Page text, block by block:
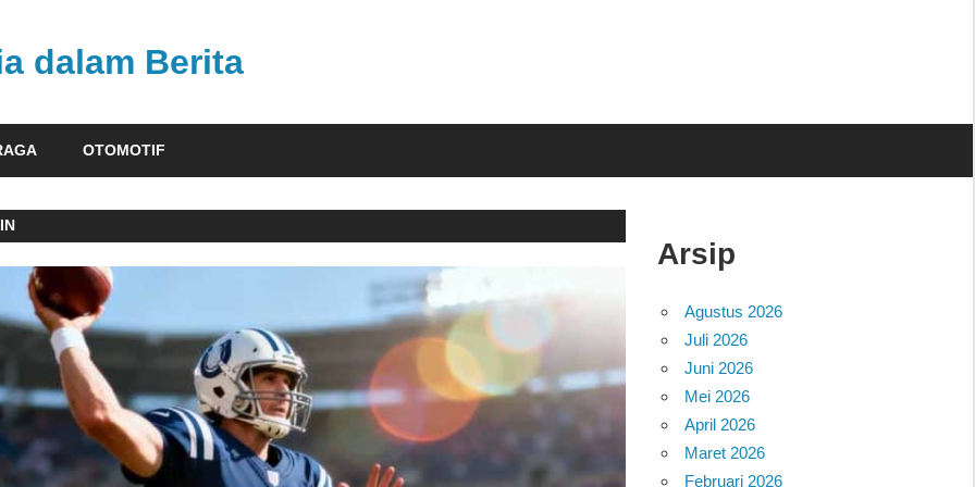
dalam Berita
OTOMOTIF
Arsip
Agustus 2026
Juli 2026
Juni 2026
Mei 2026
April 2026
Maret 2026
Februari 2026